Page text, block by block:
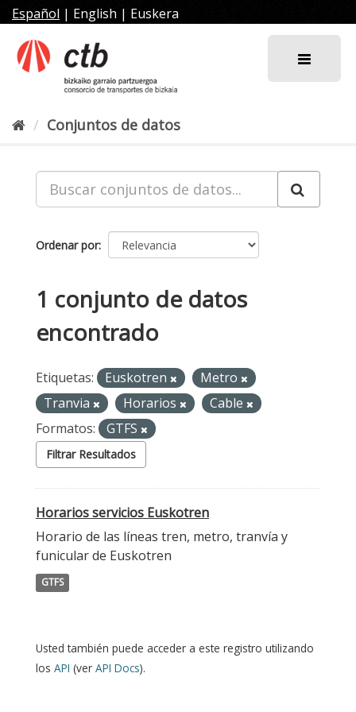
al
contenido
Español | English | Euskera
Conjuntos de datos
Ordenar por
1 conjunto de datos
encontrado
Etiquetas: Euskotren
Metro
Tranvia
Horarios
Cable
Formatos:
GTFS
Filtrar Resultados
Horarios servicios Euskotren
Horario de las líneas tren, metro, tranvía y
funicular de Euskotren
GTFS
Usted también puede acceder a este registro utilizando
los API (ver API Docs).